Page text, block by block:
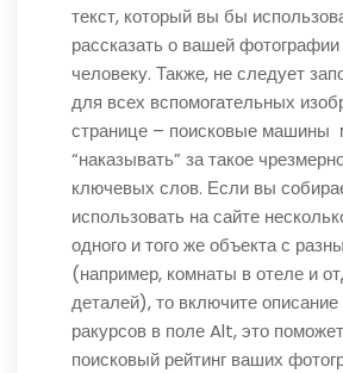
текст, который вы бы
рассказать о вашей
человеку. Также, не следует
для всех вспомогательных
странице – поисковые машины
“наказывать” за такое
ключевых слов. Если вы
использовать на сайте
одного и того же объекта с
(например, комнаты в отеле и
деталей), то включите описание
ракурсов в поле Alt, это
поисковый рейтинг ваших